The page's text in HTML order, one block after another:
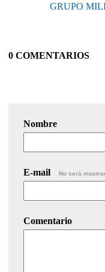
GRUPO
0 COMENTARIOS
Nombre
E-mail No será
Comentario